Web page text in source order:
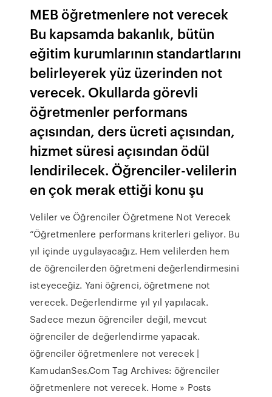
MEB öğretmenlere not verecek
Bu kapsamda bakanlık, bütün
eğitim kurumlarının standartlarını
belirleyerek yüz üzerinden not
verecek. Okullarda görevli
öğretmenler performans
açısından, ders ücreti açısından,
hizmet süresi açısından ödül
lendirilecek. Öğrenciler-velilerin
en çok merak ettiği konu şu
Veliler ve Öğrenciler Öğretmene Not Verecek
“Öğretmenlere performans kriterleri geliyor. Bu
yıl içinde uygulayacağız. Hem velilerden hem
de öğrencilerden öğretmeni değerlendirmesini
isteyeceğiz. Yani öğrenci, öğretmene not
verecek. Değerlendirme yıl yıl yapılacak.
Sadece mezun öğrenciler değil, mevcut
öğrenciler de değerlendirme yapacak.
öğrenciler öğretmenlere not verecek |
KamudanSes.Com Tag Archives: öğrenciler
öğretmenlere not verecek. Home » Posts